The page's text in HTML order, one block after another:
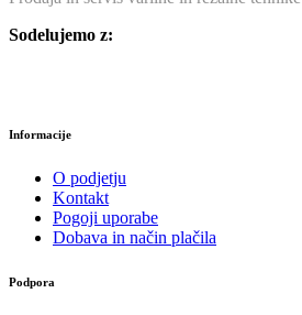
Sodelujemo z:
Informacije
O podjetju
Kontakt
Pogoji uporabe
Dobava in način plačila
Podpora